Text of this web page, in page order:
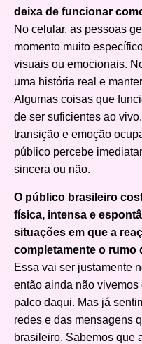
deixa de funcionar
No celular, as pessoas
momento muito
visuais ou emocionais.
uma história real e
Algumas coisas que
de ser suficientes ao
transição e emoção
público percebe
sincera ou não.
O público brasileiro
física, intensa e
situações em que a
completamente o rumo
Essa vai ser justamente
então ainda não
palco daqui. Mas já
redes e das mensagens
brasileiro. Sabemos que